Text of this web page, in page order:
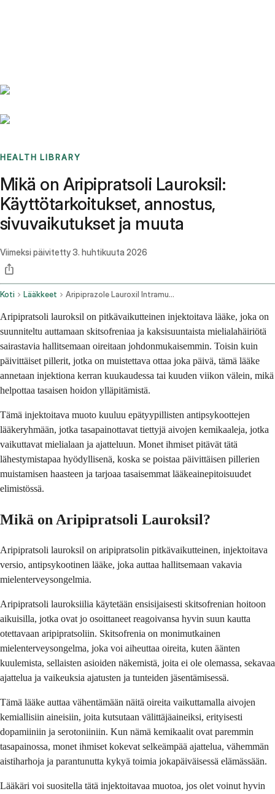
HEALTH LIBRARY
Mikä on Aripipratsoli Lauroksil:
Käyttötarkoitukset, annostus,
sivuvaikutukset ja muuta
Viimeksi päivitetty3. huhtikuuta 2026
Koti Lääkkeet Aripiprazole Lauroxil Intramuscular Route
Aripipratsoli lauroksil on pitkävaikutteinen injektoitava lääke, joka on
suunniteltu auttamaan skitsofreniaa ja kaksisuuntaista mielialahäiriötä
sairastavia hallitsemaan oireitaan johdonmukaisemmin. Toisin kuin
päivittäiset pillerit, jotka on muistettava ottaa joka päivä, tämä lääke
annetaan injektiona kerran kuukaudessa tai kuuden viikon välein, mikä
helpottaa tasaisen hoidon ylläpitämistä.
Tämä injektoitava muoto kuuluu epätyypillisten antipsykoottejen
lääkeryhmään, jotka tasapainottavat tiettyjä aivojen kemikaaleja, jotka
vaikuttavat mielialaan ja ajatteluun. Monet ihmiset pitävät tätä
lähestymistapaa hyödyllisenä, koska se poistaa päivittäisen pillerien
muistamisen haasteen ja tarjoaa tasaisemmat lääkeainepitoisuudet
elimistössä.
Mikä on Aripipratsoli Lauroksil?
Aripipratsoli lauroksil on aripipratsolin pitkävaikutteinen, injektoitava
versio, antipsykootinen lääke, joka auttaa hallitsemaan vakavia
mielenterveysongelmia.
Aripipratsoli lauroksiilia käytetään ensisijaisesti skitsofrenian hoitoon
aikuisilla, jotka ovat jo osoittaneet reagoivansa hyvin suun kautta
otettavaan aripipratsoliin. Skitsofrenia on monimutkainen
mielenterveysongelma, joka voi aiheuttaa oireita, kuten äänten
kuulemista, sellaisten asioiden näkemistä, joita ei ole olemassa, sekavaa
ajattelua ja vaikeuksia ajatusten ja tunteiden jäsentämisessä.
Tämä lääke auttaa vähentämään näitä oireita vaikuttamalla aivojen
kemiallisiin aineisiin, joita kutsutaan välittäjäaineiksi, erityisesti
dopamiiniin ja serotoniiniin. Kun nämä kemikaalit ovat paremmin
tasapainossa, monet ihmiset kokevat selkeämpää ajattelua, vähemmän
aistiharhoja ja parantunutta kykyä toimia jokapäiväisessä elämässään.
Lääkäri voi suositella tätä injektoitavaa muotoa, jos olet voinut hyvin